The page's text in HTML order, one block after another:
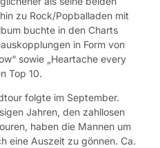
zu Rock/Popballaden mit
buchte in den Charts
in Form von
sowie „Heartache every
Top 10.
folgte im September.
Jahren, den zahllosen
haben die Mannen um
eine Auszeit zu gönnen. Ca.